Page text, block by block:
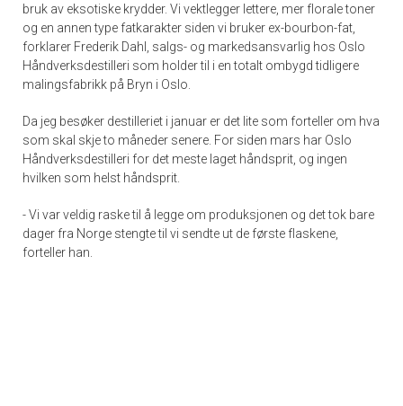
bruk av eksotiske krydder. Vi vektlegger lettere, mer florale toner
og en annen type fatkarakter siden vi bruker ex-bourbon-fat,
forklarer Frederik Dahl, salgs- og markedsansvarlig hos Oslo
Håndverksdestilleri som holder til i en totalt ombygd tidligere
malingsfabrikk på Bryn i Oslo.
Da jeg besøker destilleriet i januar er det lite som forteller om hva
som skal skje to måneder senere. For siden mars har Oslo
Håndverksdestilleri for det meste laget håndsprit, og ingen
hvilken som helst håndsprit.
- Vi var veldig raske til å legge om produksjonen og det tok bare
dager fra Norge stengte til vi sendte ut de første flaskene,
forteller han.